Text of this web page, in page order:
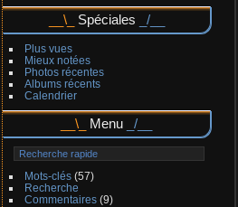
Spéciales
Plus vues
Mieux notées
Photos récentes
Albums récents
Calendrier
Menu
Mots-clés(57)
Recherche
Commentaires(9)